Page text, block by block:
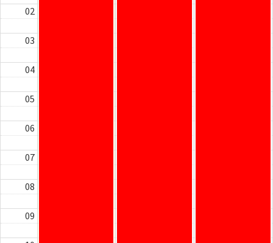
02
03
04
05
06
07
08
09